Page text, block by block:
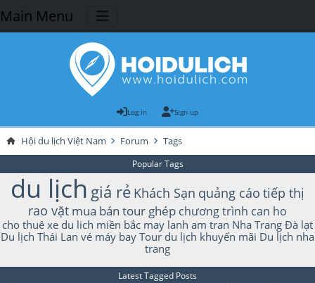
Main Menu
Log in Sign up
Hội du lịch Việt Nam Forum Tags
Popular Tags
du lịch giá rẻ Khách Sạn quảng cáo tiếp thị
rao vặt mua bán tour ghép chương trình can ho
cho thuê xe du lich miền bắc may lanh am tran Nha Trang Đà lạt
Du lịch Thái Lan vé máy bay Tour du lịch khuyến mãi Du lịch nha
trang
Latest Tagged Posts